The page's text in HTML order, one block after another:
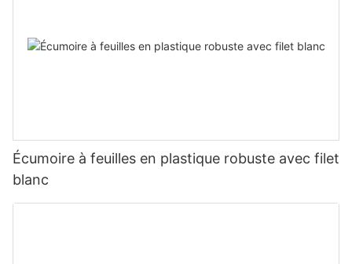
Écumoire à feuilles en plastique robuste avec filet
blanc